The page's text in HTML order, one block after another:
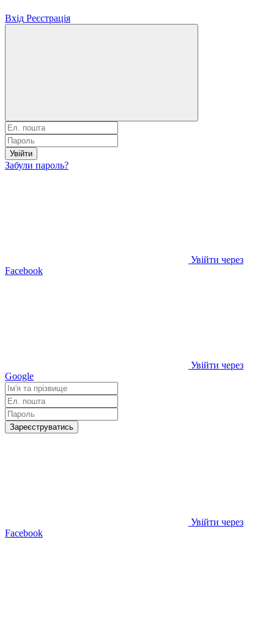
Вхід Реєстрація
Увійти
Забули пароль?
Увійти через
Facebook
Увійти через
Google
Зареєструватись
Увійти через
Facebook